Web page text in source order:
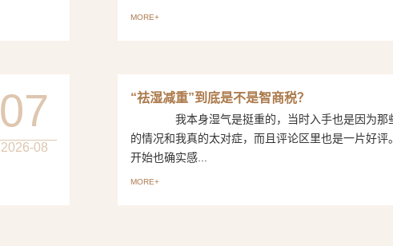
MORE+
07
2026-08
“祛湿减重”到底是不是智商税？
我本身湿气是挺重的，当时入手也是因为那
的情况和我真的太对症，而且评论区里也是一片
开始也确实感...
MORE+